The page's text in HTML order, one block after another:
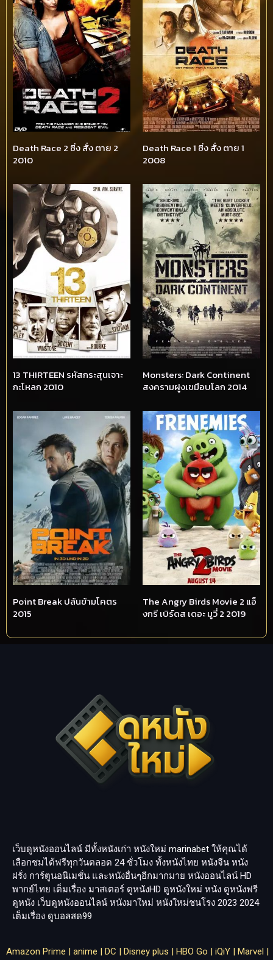
Death Race 2 ซิ่ง สั่ง ตาย 2
2010
Death Race 1 ซิ่ง สั่ง ตาย 1
2008
13 THIRTEEN รหัสกระสุนเจาะ
กะโหลก 2010
Monsters: Dark Continent
สงครามฝูงเขมือบโลก 2014
Point Break ปล้นข้ามโคตร
2015
The Angry Birds Movie 2 แอ็
งกรี เบิร์ดส เดอะ มูวี่ 2 2019
เว็บดูหนังออนไลน์ มีทั้งหนังเก่า หนังใหม่ marinabet ให้คุณได้
เลือกชมได้ฟรีทุกวันตลอด 24 ชั่วโมง ทั้งหนังไทย หนังจีน หนัง
ฝรั่ง การ์ตูนอนิเมชั่น และหนังอื่นๆอีกมากมาย หนังออนไลน์ HD
พากย์ไทย เต็มเรื่อง มาสเตอร์ ดูหนังHD ดูหนังใหม่ หนัง ดูหนังฟรี
ดูหนัง เว็บดูหนังออนไลน์ หนังมาใหม่ หนังใหม่ชนโรง 2023 2024
เต็มเรื่อง ดูบอลสด99
Amazon Prime | anime | DC | Disney plus | HBO Go | iQiY | Marvel |